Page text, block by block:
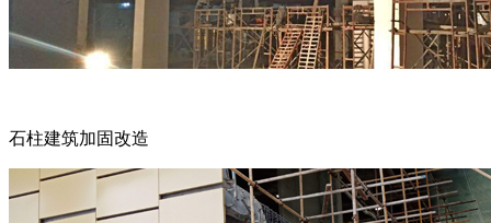
石柱建筑加固改造